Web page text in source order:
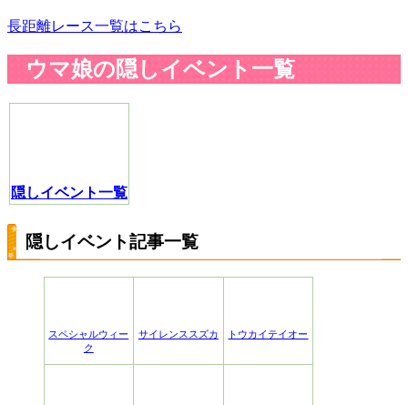
長距離レース一覧はこちら
ウマ娘の隠しイベント一覧
隠しイベント一覧
隠しイベント記事一覧
スペシャルウィー
ク
サイレンススズカ トウカイテイオー